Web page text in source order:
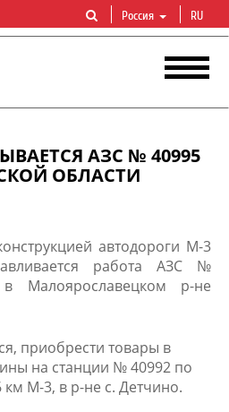
Россия RU
АЗС № 40995
ОБЛАСТИ
автодороги М-3
работа АЗС №
р-не
приобрести товары в
на станции № 40992 по
км М-3, в р-не с. Детчино.